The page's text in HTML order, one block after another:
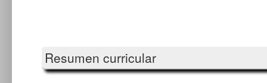
Resumen curricular